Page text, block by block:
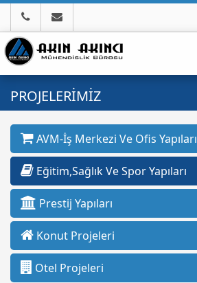
PROJELERİMİZ
AVM-İş Merkezi Ve Ofis Yapıları
Eğitim,Sağlık Ve Spor Yapıları
Prestij Yapıları
Konut Projeleri
Otel Projeleri